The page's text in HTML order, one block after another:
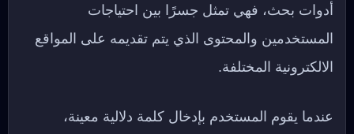
أدوات بحث، فهي تمثل جسرًا بين احتياجات
المستخدمين والمحتوى الذي يتم تقديمه على المواقع
الالكترونية المختلفة.
عندما يقوم المستخدم بإدخال كلمة دلالية معينة،